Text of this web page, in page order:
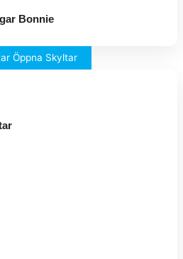
Bonnie
Öppna Skyltar